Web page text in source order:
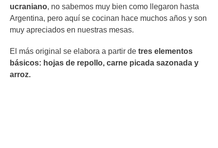
ucraniano, no sabemos muy bien como llegaron hasta
Argentina, pero aquí se cocinan hace muchos años y son
muy apreciados en nuestras mesas.
El más original se elabora a partir de tres elementos
básicos: hojas de repollo, carne picada sazonada y
arroz.